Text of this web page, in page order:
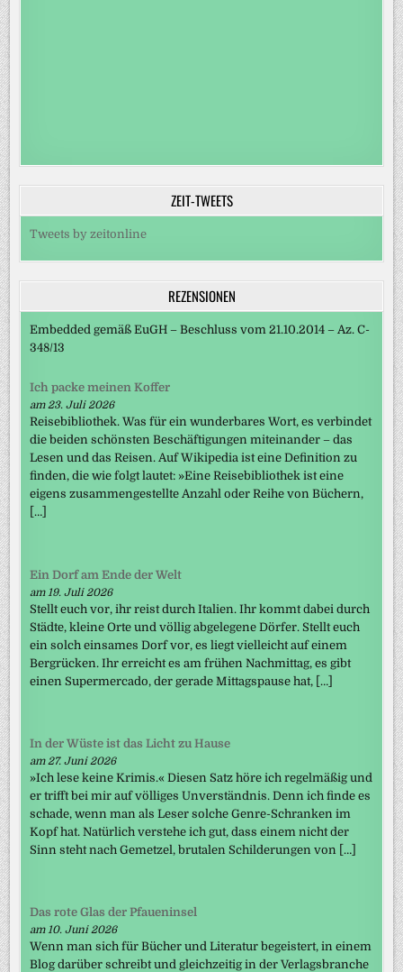
ZEIT-TWEETS
Tweets by zeitonline
REZENSIONEN
Embedded gemäß EuGH – Beschluss vom 21.10.2014 – Az. C-
348/13
Ich packe meinen Koffer
am 23. Juli 2026
Reisebibliothek. Was für ein wunderbares Wort, es verbindet
die beiden schönsten Beschäftigungen miteinander – das
Lesen und das Reisen. Auf Wikipedia ist eine Definition zu
finden, die wie folgt lautet: »Eine Reisebibliothek ist eine
eigens zusammengestellte Anzahl oder Reihe von Büchern,
[…]
Ein Dorf am Ende der Welt
am 19. Juli 2026
Stellt euch vor, ihr reist durch Italien. Ihr kommt dabei durch
Städte, kleine Orte und völlig abgelegene Dörfer. Stellt euch
ein solch einsames Dorf vor, es liegt vielleicht auf einem
Bergrücken. Ihr erreicht es am frühen Nachmittag, es gibt
einen Supermercado, der gerade Mittagspause hat, […]
In der Wüste ist das Licht zu Hause
am 27. Juni 2026
»Ich lese keine Krimis.« Diesen Satz höre ich regelmäßig und
er trifft bei mir auf völliges Unverständnis. Denn ich finde es
schade, wenn man als Leser solche Genre-Schranken im
Kopf hat. Natürlich verstehe ich gut, dass einem nicht der
Sinn steht nach Gemetzel, brutalen Schilderungen von […]
Das rote Glas der Pfaueninsel
am 10. Juni 2026
Wenn man sich für Bücher und Literatur begeistert, in einem
Blog darüber schreibt und gleichzeitig in der Verlagsbranche